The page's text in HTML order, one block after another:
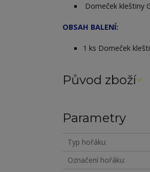
Domeček kleštiny
OBSAH BALENÍ:
1 ks Domeček
Původ zboží
Parametry
Typ hořáku
Označení hořáku